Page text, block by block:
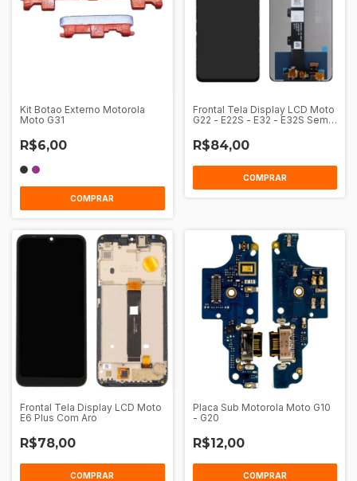
Kit Botao Externo Motorola
Moto G31
R$6,00
COMPRAR
Frontal Tela Display LCD Moto
G22 - E22S - E32 - E32S Sem
R$84,00
COMPRAR
Frontal Tela Display LCD Moto
E6 Plus Com Aro
R$78,00
COMPRAR
Placa Sub Motorola Moto G10
- G20
R$12,00